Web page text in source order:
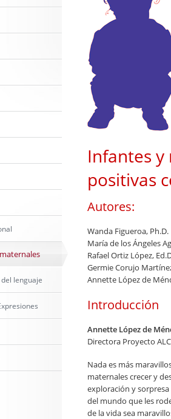
lenguaje
Infantes
positivas
Autores:
Wanda Figueroa, Ph.D.
María de los Ángeles
Rafael Ortiz López,
Germie Corujo
Annette López de
Introducción
Annette López de
Directora Proyecto
Nada es más
maternales crecer y
exploración y
del mundo que les
de la vida sea